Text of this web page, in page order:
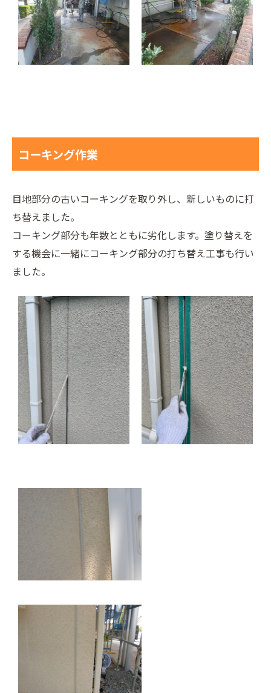
コーキング作業
目地部分の古いコーキングを取り外し、新しいものに打
ち替えました。
コーキング部分も年数とともに劣化します。塗り替えを
する機会に一緒にコーキング部分の打ち替え工事も行い
ました。